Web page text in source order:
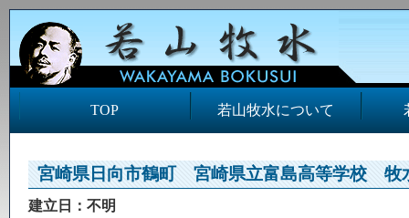
TOP 若山牧水について
宮崎県日向市鶴町 宮崎県立富島高等学校
建立日：不明